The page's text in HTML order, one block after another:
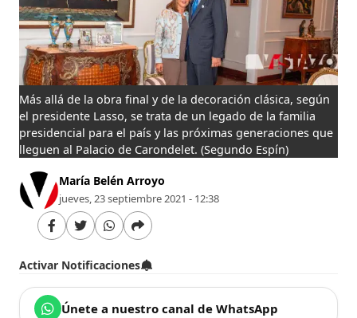
Más allá de la obra final y de la decoración clásica, según
el presidente Lasso, se trata de un legado de la familia
presidencial para el país y las próximas generaciones que
lleguen al Palacio de Carondelet. (Segundo Espín)
María Belén Arroyo
jueves, 23 septiembre 2021 - 12:38
Activar Notificaciones
Únete a nuestro canal de WhatsApp